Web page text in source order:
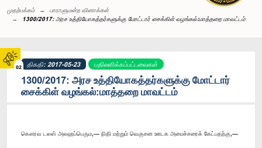
02
முதற்பக்கம்
பாராளுமன்ற வினாக்கள்
1300/2017: அரச உத்தியோகத்தர்களுக்கு மோட்டார் சைக்கிள் வழங்‍கல்:மாத்தறை மாவட்டம்
திகதி: 2017-05-23 பதிலளிக்கப்பட்டவைகள்
1300/2017: அரச உத்தியோகத்தர்களுக்கு மோட்டார்
சைக்கிள் வழங்‍கல்:மாத்தறை மாவட்டம்
கௌரவ டலஸ் அலஹப்பெரும,— நிதி மற்றும் வெகுசன ஊடக அமைச்சரைக் கேட்பதற்கு,—